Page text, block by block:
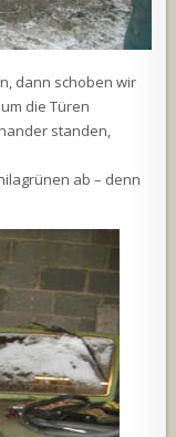
dann schoben wir
die Türen
standen,
ab – denn